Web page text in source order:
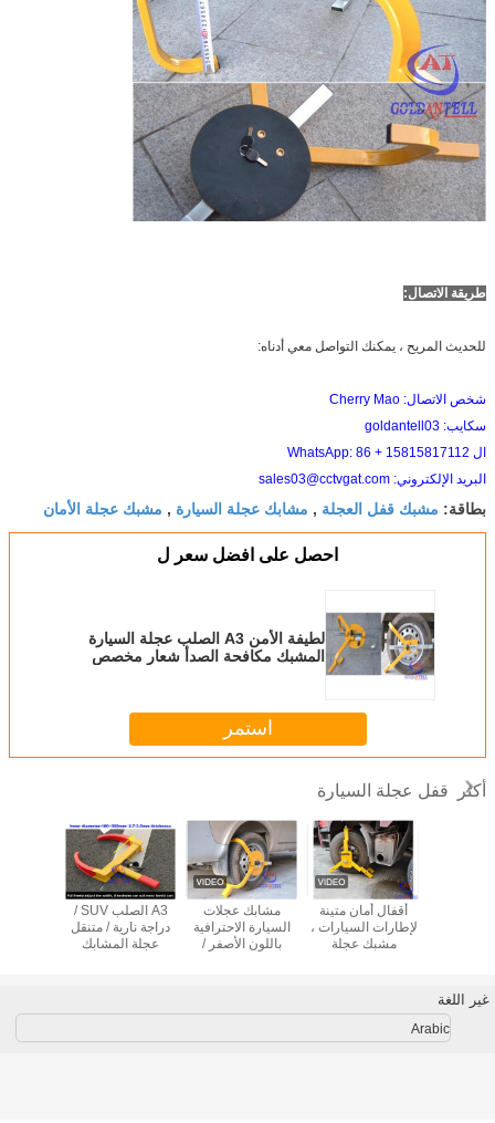
طريقة الاتصال:
للحديث المريح ، يمكنك التواصل معي أدناه:
شخص الاتصال: Cherry Mao
سكايب: goldantell03
ال WhatsApp: 86 + 15815817112
البريد الإلكتروني: sales03@cctvgat.com
بطاقة: مشبك قفل العجلة , مشابك عجلة السيارة , مشبك عجلة الأمان
احصل على افضل سعر ل
لطيفة الأمن A3 الصلب عجلة السيارة
المشبك مكافحة الصدأ شعار مخصص
استمر
أكثر قفل عجلة السيارة
A3 الصلب SUV /
دراجة نارية / متنقل
عجلة المشابك
مشابك عجلات
السيارة الاحترافية
باللون الأصفر /
أقفال أمان متينة
لإطارات السيارات ،
مشبك عجلة
غير اللغة
Arabic